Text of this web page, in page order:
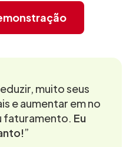
muito seus
e aumentar em no
faturamento. Eu
”